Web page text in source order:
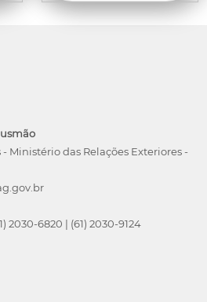
Ministério das Relações Exteriores -
2030-6820 | (61) 2030-9124